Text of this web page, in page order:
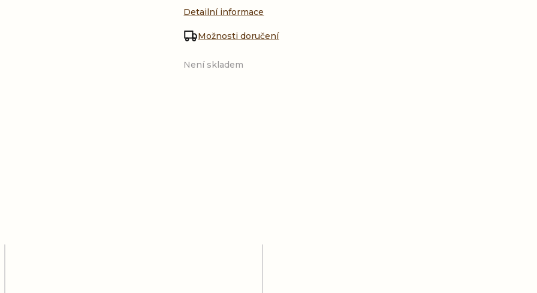
Není skladem
Možnosti doručení
Detailní informace